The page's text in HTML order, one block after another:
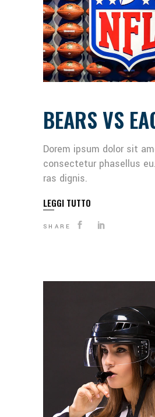
BEARS VS
Dorem ipsum dolor sit
consectetur phasellus
ras dignis.
LEGGI TUTTO
SHARE